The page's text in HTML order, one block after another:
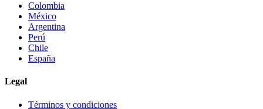
Colombia
México
Argentina
Perú
Chile
España
Legal
Términos y condiciones